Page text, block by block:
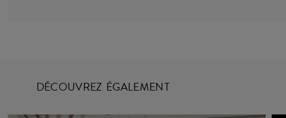
DÉCOUVREZ ÉGALEMENT